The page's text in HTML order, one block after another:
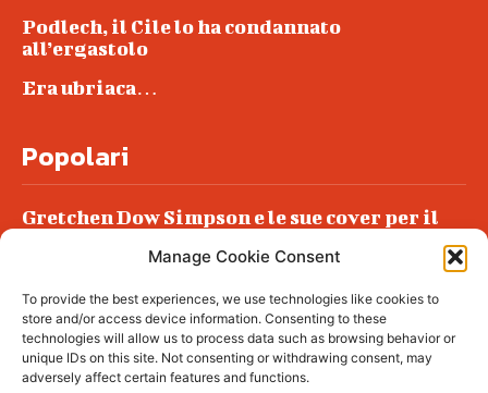
Manage Cookie Consent
To provide the best experiences, we use technologies like cookies to
store and/or access device information. Consenting to these
technologies will allow us to process data such as browsing behavior or
unique IDs on this site. Not consenting or withdrawing consent, may
adversely affect certain features and functions.
Podlech, il Cile lo ha condannato
all’ergastolo
Era ubriaca…
Popolari
Gretchen Dow Simpson e le sue cover per il
Podlech, il Cile lo ha condannato
all’ergastolo
Era ubriaca…